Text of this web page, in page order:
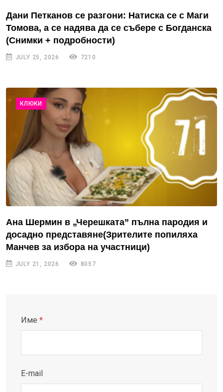
Дани Петканов се разгони: Натиска се с Маги
Томова, а се надява да се събере с Богданска
(Снимки + подробности)
JULY 25, 2026 7210
КЛЮКИ
Ана Шермин в „Черешката” пълна пародия и
досадно представяне(Зрителите попиляха
Манчев за избора на участници)
JULY 21, 2026 8057
Име *
E-mail